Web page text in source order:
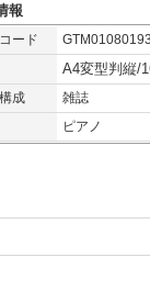
報
ード
GTM01080193
A4変型判縦/
成
雑誌
ピアノ